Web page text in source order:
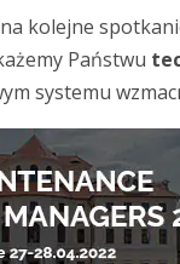
kolejne
Państwu
systemu